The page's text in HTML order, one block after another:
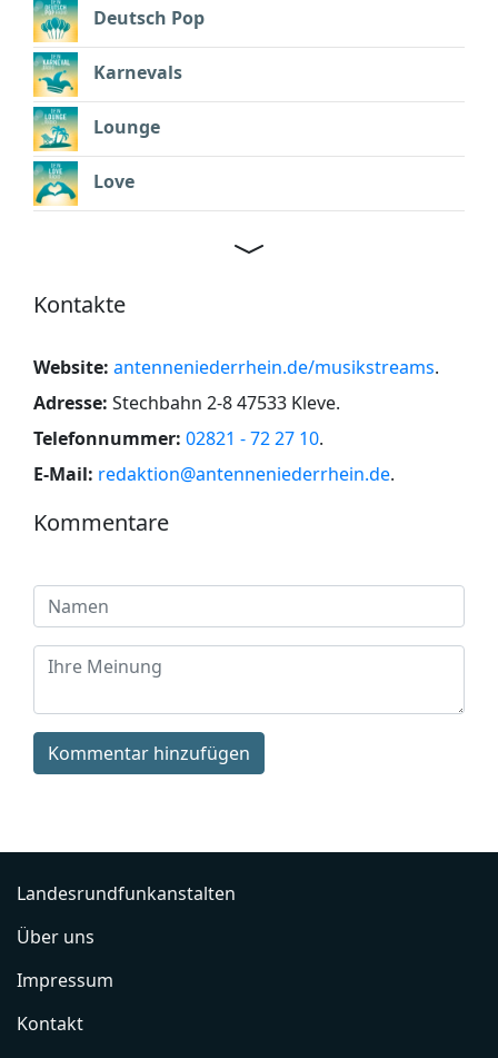
Deutsch Pop
Karnevals
Lounge
Love
Kontakte
Website: antenneniederrhein.de/musikstreams.
Adresse: Stechbahn 2-8 47533 Kleve.
Telefonnummer: 02821 - 72 27 10.
E-Mail: redaktion@antenneniederrhein.de.
Kommentare
Kommentar hinzufügen
Landesrundfunkanstalten
Über uns
Impressum
Kontakt